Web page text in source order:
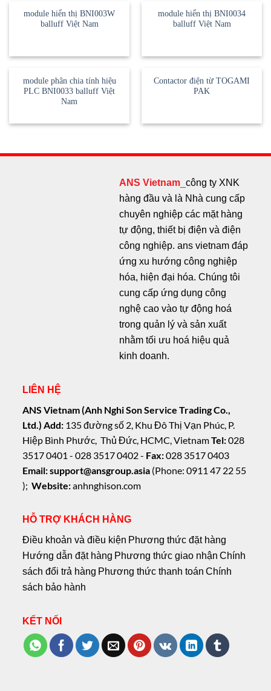
module hiển thị BNI003W
balluff Việt Nam
module hiển thị BNI0034
balluff Việt Nam
module phân chia tính hiệu
PLC BNI0033 balluff Việt
Nam
Contactor điện từ TOGAMI
PAK
ANS Vietnam _công ty XNK
hàng đầu và là Nhà cung cấp
chuyên nghiệp các mặt hàng
tự động, thiết bị điện và điện
công nghiệp. ans vietnam đáp
ứng xu hướng công nghiệp
hóa, hiện đại hóa. Chúng tôi
cung cấp ứng dụng công
nghệ cao vào tự động hoá
trong quản lý và sản xuất
nhằm tối ưu hoá hiệu quả
kinh doanh.
LIÊN HỆ
ANS Vietnam (Anh Nghi Son Service Trading Co.,
Ltd.) Add: 135 đường số 2, Khu Đô Thị Vạn Phúc, P.
Hiệp Bình Phước, Thủ Đức, HCMC, VietnamTel:028
3517 0401 - 028 3517 0402 - Fax:028 3517 0403
Email: support@ansgroup.asia (Phone: 0911 47 22 55
); Website:anhnghison.com
HỖ TRỢ KHÁCH HÀNG
Điều khoản và điều kiện Phương thức đặt hàng
Hướng dẫn đặt hàng Phương thức giao nhận Chính
sách đổi trả hàng Phương thức thanh toán Chính
sách bảo hành
KẾT NỐI